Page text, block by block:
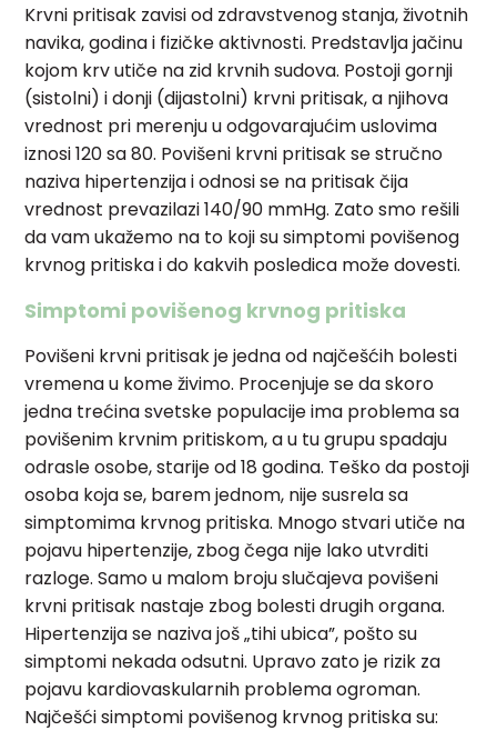
Krvni pritisak zavisi od zdravstvenog stanja, životnih
navika, godina i fizičke aktivnosti. Predstavlja jačinu
kojom krv utiče na zid krvnih sudova. Postoji gornji
(sistolni) i donji (dijastolni) krvni pritisak, a njihova
vrednost pri merenju u odgovarajućim uslovima
iznosi 120 sa 80. Povišeni krvni pritisak se stručno
naziva hipertenzija i odnosi se na pritisak čija
vrednost prevazilazi 140/90 mmHg. Zato smo rešili
da vam ukažemo na to koji su simptomi povišenog
krvnog pritiska i do kakvih posledica može dovesti.
Simptomi povišenog krvnog pritiska
Povišeni krvni pritisak je jedna od najčešćih bolesti
vremena u kome živimo. Procenjuje se da skoro
jedna trećina svetske populacije ima problema sa
povišenim krvnim pritiskom, a u tu grupu spadaju
odrasle osobe, starije od 18 godina. Teško da postoji
osoba koja se, barem jednom, nije susrela sa
simptomima krvnog pritiska. Mnogo stvari utiče na
pojavu hipertenzije, zbog čega nije lako utvrditi
razloge. Samo u malom broju slučajeva povišeni
krvni pritisak nastaje zbog bolesti drugih organa.
Hipertenzija se naziva još „tihi ubica”, pošto su
simptomi nekada odsutni. Upravo zato je rizik za
pojavu kardiovaskularnih problema ogroman.
Najčešći simptomi povišenog krvnog pritiska su: